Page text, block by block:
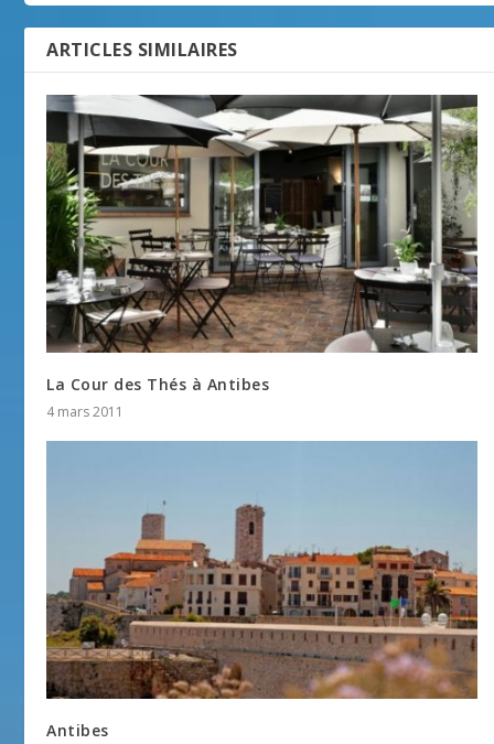
ARTICLES SIMILAIRES
La Cour des Thés à Antibes
4 mars 2011
Antibes